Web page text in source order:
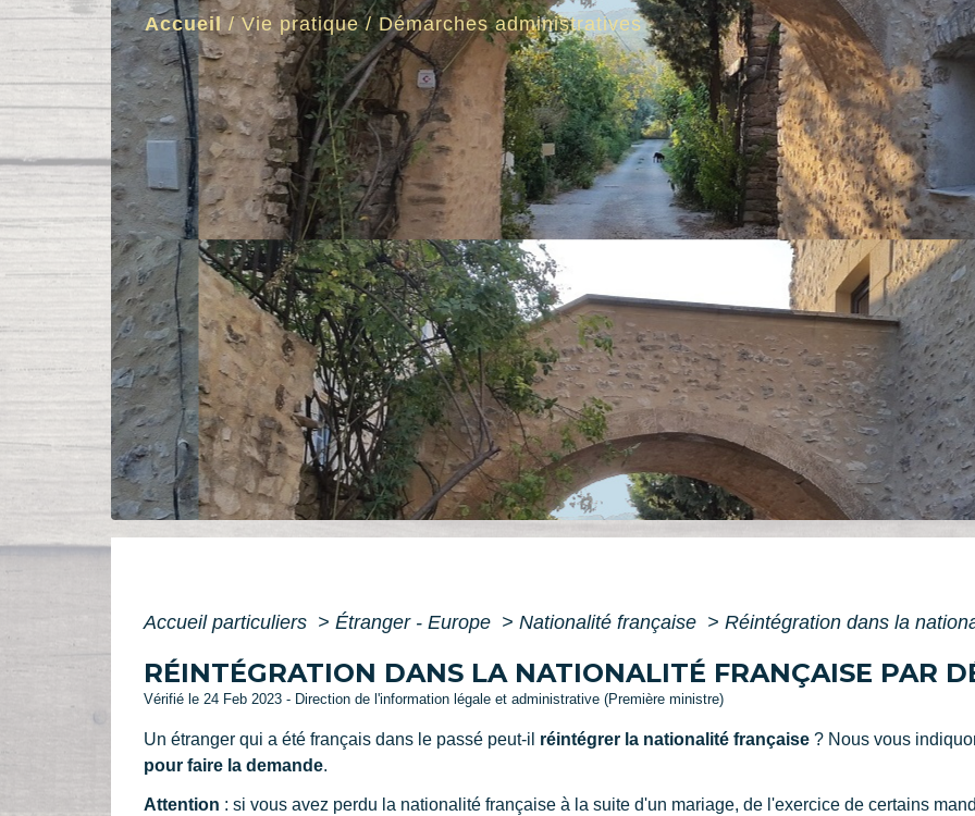
Accueil/Vie pratique/Démarches administratives
Accueil particuliers > Étranger - Europe > Nationalité française > Réintégration dans la
RÉINTÉGRATION DANS LA NATIONALITÉ FRANÇAISE PAR
Vérifié le 24 Feb 2023 - Direction de l'information légale et administrative (Première ministre)
Un étranger qui a été français dans le passé peut-il réintégrer la nationalité française ? Nous vous
pour faire la demande.
Attention : si vous avez perdu la nationalité française à la suite d'un mariage, de l'exercice de certains